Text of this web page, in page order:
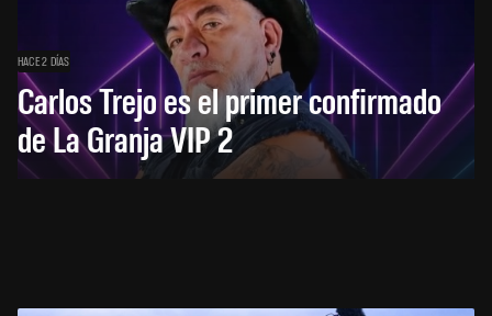
HACE 2 DÍAS
Carlos Trejo es el primer confirmado
de La Granja VIP 2